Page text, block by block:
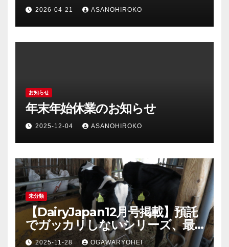
2026-04-21 ASANOHIROKO
お知らせ
年末年始休業のお知らせ
2025-12-04 ASANOHIROKO
未分類
【DairyJapan12月号掲載】預託
でガッカリしないシリーズ、最
終回！
2025-11-28 OGAWARYOHEI